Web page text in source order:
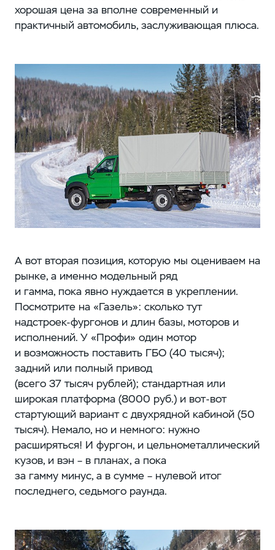
хорошая цена за вполне современный и
практичный автомобиль, заслуживающая плюса.
А вот вторая позиция, которую мы оцениваем на
рынке, а именно модельный ряд
и гамма, пока явно нуждается в укреплении.
Посмотрите на «Газель»: сколько тут
надстроек-фургонов и длин базы, моторов и
исполнений. У «Профи» один мотор
и возможность поставить ГБО (40 тысяч);
задний или полный привод
(всего 37 тысяч рублей); стандартная или
широкая платформа (8000 руб.) и вот-вот
стартующий вариант с двухрядной кабиной (50
тысяч). Немало, но и немного: нужно
расширяться! И фургон, и цельнометаллический
кузов, и вэн – в планах, а пока
за гамму минус, а в сумме – нулевой итог
последнего, седьмого раунда.